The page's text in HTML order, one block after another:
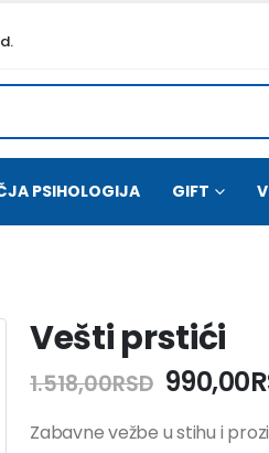
PSIHOLOGIJA GIFT
Vešti prstići
1.518,00RSD
cena
je
990,00
Zabavne vežbe u stihu i